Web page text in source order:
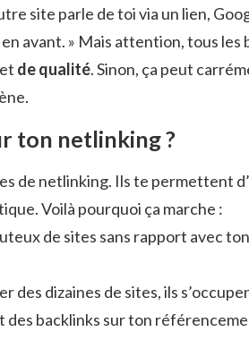
site parle de toi via un lien,
avant. » Mais attention, tous les
et de qualité. Sinon, ça peut
ton netlinking ?
de netlinking. Ils te permettent
Voilà pourquoi ça marche :
de sites sans rapport avec
des dizaines de sites, ils
des backlinks sur ton